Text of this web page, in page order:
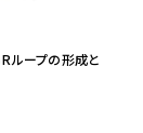
ループの形成と